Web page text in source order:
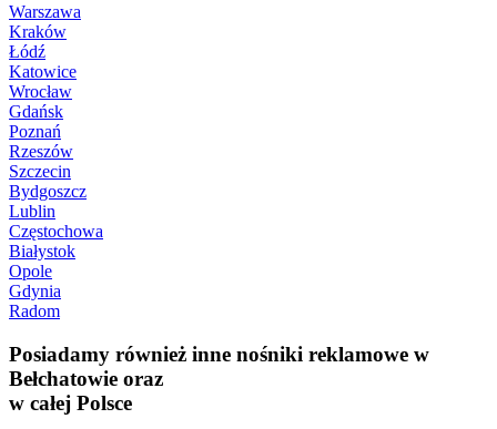
Warszawa
Kraków
Łódź
Katowice
Wrocław
Gdańsk
Poznań
Rzeszów
Szczecin
Bydgoszcz
Lublin
Częstochowa
Białystok
Opole
Gdynia
Radom
Posiadamy również inne nośniki reklamowe w
Bełchatowie oraz
w całej Polsce